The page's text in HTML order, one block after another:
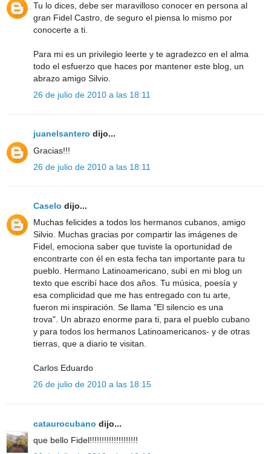
Tu lo dices, debe ser maravilloso conocer en persona al
gran Fidel Castro, de seguro el piensa lo mismo por
conocerte a ti.
Para mi es un privilegio leerte y te agradezco en el alma
todo el esfuerzo que haces por mantener este blog, un
abrazo amigo Silvio.
26 de julio de 2010 a las 18:11
juanelsantero dijo...
Gracias!!!
26 de julio de 2010 a las 18:11
Caselo dijo...
Muchas felicides a todos los hermanos cubanos, amigo
Silvio. Muchas gracias por compartir las imágenes de
Fidel, emociona saber que tuviste la oportunidad de
encontrarte con él en esta fecha tan importante para tu
pueblo. Hermano Latinoamericano, subí en mi blog un
texto que escribí hace dos años. Tu música, poesía y
esa complicidad que me has entregado con tu arte,
fueron mi inspiración. Se llama "El silencio es una
trova". Un abrazo enorme para ti, para el pueblo cubano
y para todos los hermanos Latinoamericanos- y de otras
tierras, que a diario te visitan.
Carlos Eduardo
26 de julio de 2010 a las 18:15
cataurocubano dijo...
que bello Fidel!!!!!!!!!!!!!!!!!!!!